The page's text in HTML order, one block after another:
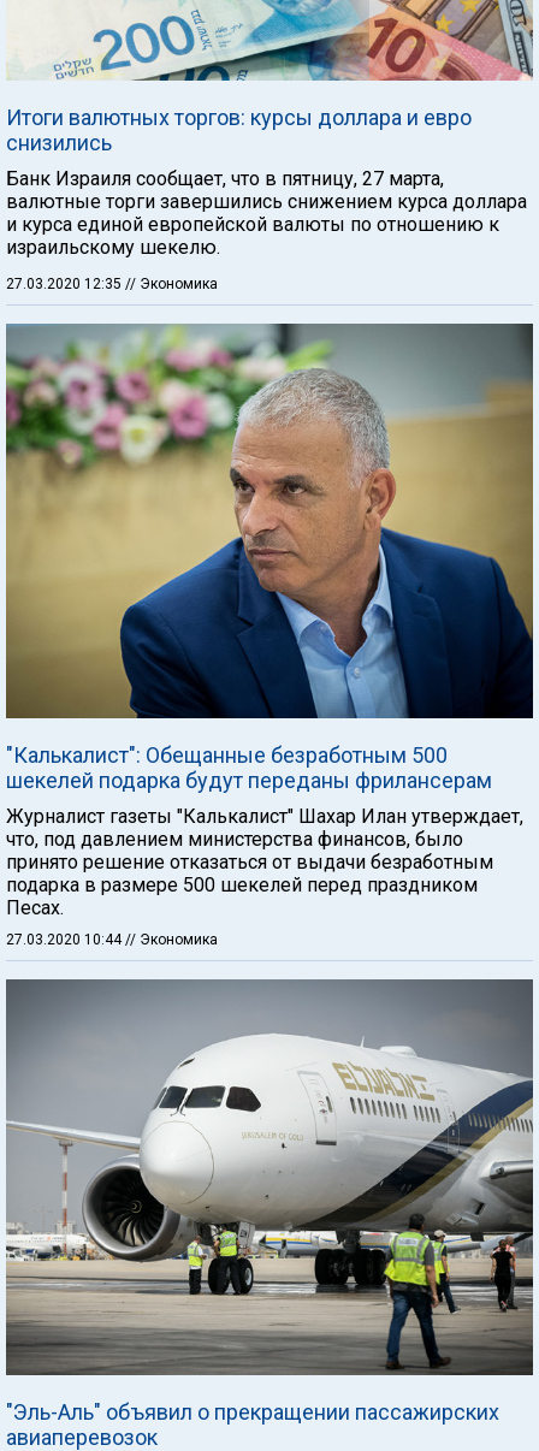
Итоги валютных торгов: курсы доллара и евро
снизились
Банк Израиля сообщает, что в пятницу, 27 марта,
валютные торги завершились снижением курса доллара
и курса единой европейской валюты по отношению к
израильскому шекелю.
27.03.2020 12:35 // Экономика
"Калькалист": Обещанные безработным 500
шекелей подарка будут переданы фрилансерам
Журналист газеты "Калькалист" Шахар Илан утверждает,
что, под давлением министерства финансов, было
принято решение отказаться от выдачи безработным
подарка в размере 500 шекелей перед праздником
Песах.
27.03.2020 10:44// Экономика
"Эль-Аль" объявил о прекращении пассажирских
авиаперевозок